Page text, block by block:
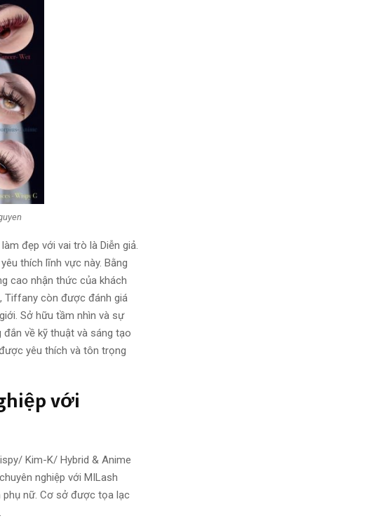
đẹp với vai trò là Diễn giả.
thích lĩnh vực này. Bằng
cao nhận thức của khách
Tiffany còn được đánh giá
Sở hữu tầm nhìn và sự
về kỹ thuật và sáng tạo
yêu thích và tôn trọng
với
Kim-K/ Hybrid & Anime
nghiệp với MILash
phụ nữ. Cơ sở được tọa lạc